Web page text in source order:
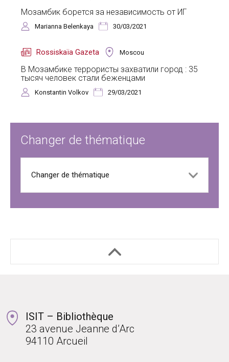
Мозамбик борется за независимость от ИГ
Marianna Belenkaya 30/03/2021
Rossiskaïa Gazeta Moscou
В Мозамбике террористы захватили город : 35
тысяч человек стали беженцами
Konstantin Volkov 29/03/2021
Changer de thématique
ISIT – Bibliothèque
23 avenue Jeanne d’Arc
94110 Arcueil